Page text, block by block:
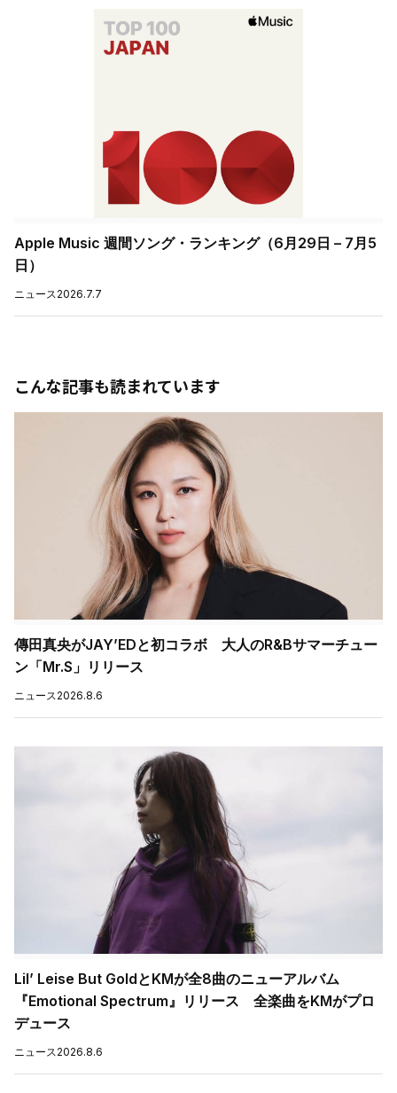
Apple Music 週間ソング・ランキング（6月29日 – 7月5
日）
ニュース2026.7.7
こんな記事も読まれています
傳田真央がJAY’EDと初コラボ 大人のR&Bサマーチュー
ン「Mr.S」リリース
ニュース2026.8.6
Lil’ Leise But GoldとKMが全8曲のニューアルバム
『Emotional Spectrum』リリース 全楽曲をKMがプロ
デュース
ニュース2026.8.6